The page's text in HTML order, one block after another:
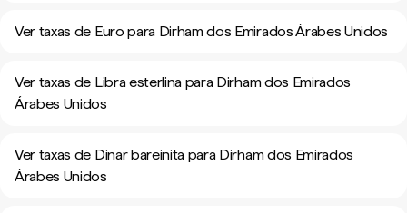
Ver taxas de Euro para Dirham dos Emirados Árabes Unidos
Ver taxas de Libra esterlina para Dirham dos Emirados
Árabes Unidos
Ver taxas de Dinar bareinita para Dirham dos Emirados
Árabes Unidos